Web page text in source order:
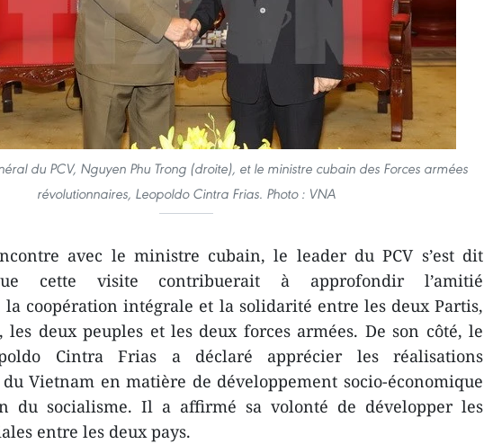
du PCV, Nguyen Phu Trong (droite), et le ministre cubain des Forces armées
révolutionnaires, Leopoldo Cintra Frias. Photo : VNA
avec le ministre cubain, le leader du PCV s’est dit
cette visite contribuerait à approfondir l’amitié
coopération intégrale et la solidarité entre les deux Partis,
les deux peuples et les deux forces armées. De son côté, le
Cintra Frias a déclaré apprécier les réalisations
Vietnam en matière de développement socio-économique
du socialisme. Il a affirmé sa volonté de développer les
entre les deux pays.